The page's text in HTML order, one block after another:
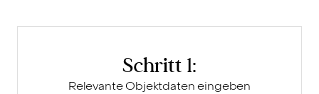
Schritt 1:
Relevante Objektdaten eingeben